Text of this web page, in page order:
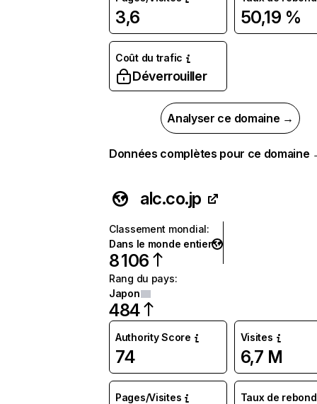
3,6 50,19 %
Coût du trafic
Déverrouiller
Analyser ce domaine →
Données complètes pour ce domaine
alc.co.jp
Classement mondial:
Dans le monde entier
8 106
Rang du pays:
Japon
484
Authority Score
74
Visites
6,7 M
Pages/Visites Taux de rebond